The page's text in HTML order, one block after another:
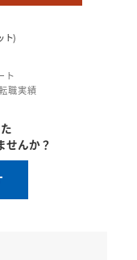
ト)
ト
職実績
せんか？